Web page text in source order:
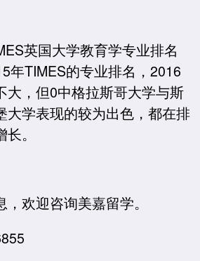
英国大学教育学专业排名
年TIMES的专业排名，2016
大，但0中格拉斯哥大学与斯
大学表现的较为出色，都在排
。
欢迎咨询美嘉留学。